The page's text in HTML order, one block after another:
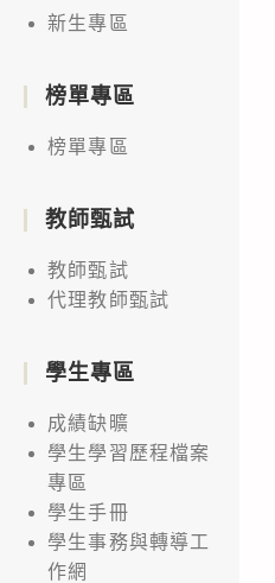
新生專區
榜單專區
榜單專區
教師甄試
教師甄試
代理教師甄試
學生專區
成績缺曠
學生學習歷程檔案
專區
學生手冊
學生事務與轉導工
作網